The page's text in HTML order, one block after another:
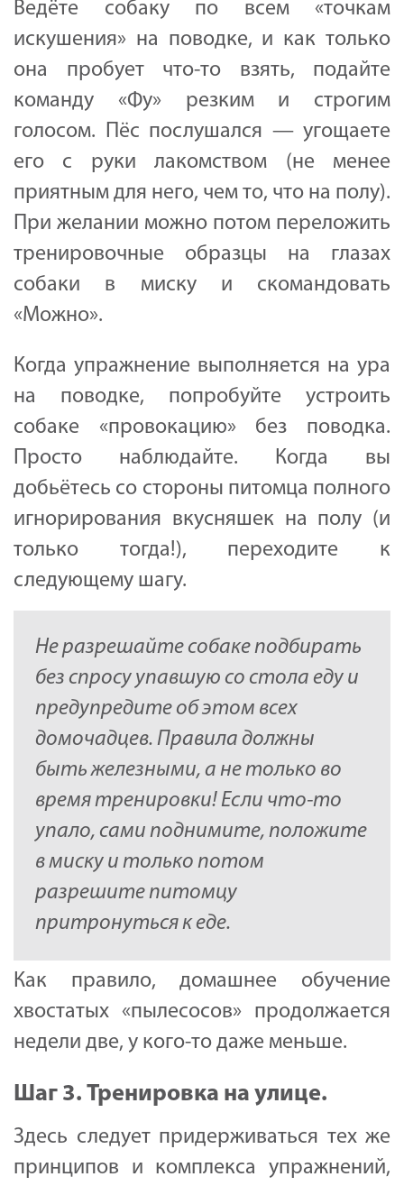
Ведёте собаку по всем «точкам
искушения» на поводке, и как только
она пробует что-то взять, подайте
команду «Фу» резким и строгим
голосом. Пёс послушался — угощаете
его с руки лакомством (не менее
приятным для него, чем то, что на полу).
При желании можно потом переложить
тренировочные образцы на глазах
собаки в миску и скомандовать
«Можно».
Когда упражнение выполняется на ура
на поводке, попробуйте устроить
собаке «провокацию» без поводка.
Просто наблюдайте. Когда вы
добьётесь со стороны питомца полного
игнорирования вкусняшек на полу (и
только тогда!), переходите к
следующему шагу.
Не разрешайте собаке подбирать
без спросу упавшую со стола еду и
предупредите об этом всех
домочадцев. Правила должны
быть железными, а не только во
время тренировки! Если что-то
упало, сами поднимите, положите
в миску и только потом
разрешите питомцу
притронуться к еде.
Как правило, домашнее обучение
хвостатых «пылесосов» продолжается
недели две, у кого-то даже меньше.
Шаг 3. Тренировка на улице.
Здесь следует придерживаться тех же
принципов и комплекса упражнений,